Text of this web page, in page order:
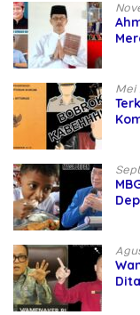
Mei